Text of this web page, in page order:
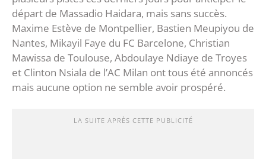
départ de Massadio Haidara, mais sans succès.
Maxime Estève de Montpellier, Bastien Meupiyou de
Nantes, Mikayil Faye du FC Barcelone, Christian
Mawissa de Toulouse, Abdoulaye Ndiaye de Troyes
et Clinton Nsiala de l’AC Milan ont tous été annoncés
mais aucune option ne semble avoir prospéré.
LA SUITE APRÈS CETTE PUBLICITÉ